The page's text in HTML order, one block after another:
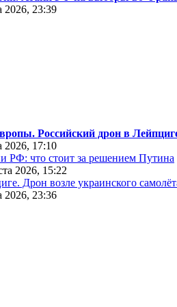
2026, 23:39
Российский дрон в
2026, 17:10
РФ: что стоит за решением Путина
2026, 15:22
Дрон возле украинского
2026, 23:36